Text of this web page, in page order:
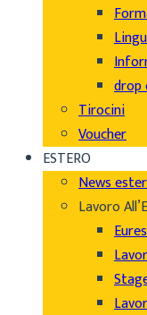
Tirocini
Voucher
ESTERO
News
Lavoro